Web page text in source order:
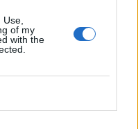
of my
with the
përplasjes në burgun
Komisioni i
shkarkimi i 6